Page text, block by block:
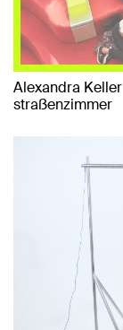
Alexandra Keller
straßenzimmer